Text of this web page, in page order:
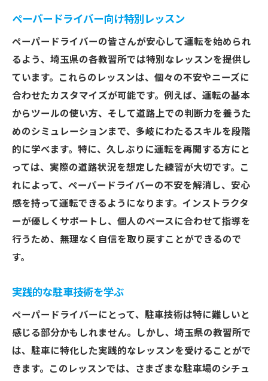
ペーパードライバー向け特別レッスン
ペーパードライバーの皆さんが安心して運転を始められ
るよう、埼玉県の各教習所では特別なレッスンを提供し
ています。これらのレッスンは、個々の不安やニーズに
合わせたカスタマイズが可能です。例えば、運転の基本
からツールの使い方、そして道路上での判断力を養うた
めのシミュレーションまで、多岐にわたるスキルを段階
的に学べます。特に、久しぶりに運転を再開する方にと
っては、実際の道路状況を想定した練習が大切です。こ
れによって、ペーパードライバーの不安を解消し、安心
感を持って運転できるようになります。インストラクタ
ーが優しくサポートし、個人のペースに合わせて指導を
行うため、無理なく自信を取り戻すことができるので
す。
実践的な駐車技術を学ぶ
ペーパードライバーにとって、駐車技術は特に難しいと
感じる部分かもしれません。しかし、埼玉県の教習所で
は、駐車に特化した実践的なレッスンを受けることがで
きます。このレッスンでは、さまざまな駐車場のシチュ